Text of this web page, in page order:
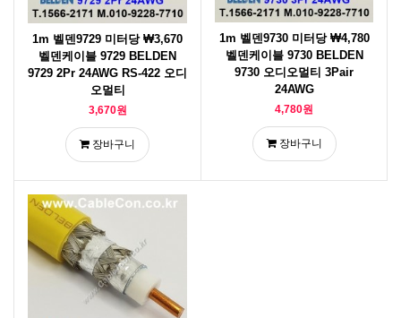
1m 벨덴9729 미터당 ₩3,670
벨덴케이블 9729 BELDEN
9729 2Pr 24AWG RS-422 오디
오멀티
3,670원
장바구니
1m 벨덴9730 미터당 ₩4,780
벨덴케이블 9730 BELDEN
9730 오디오멀티 3Pair
24AWG
4,780원
장바구니